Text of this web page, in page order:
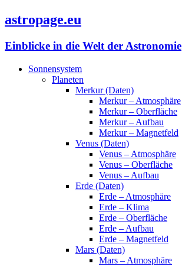
astropage.eu
Einblicke in die Welt der Astronomie
Sonnensystem
Planeten
Merkur (Daten)
Merkur – Atmosphäre
Merkur – Oberfläche
Merkur – Aufbau
Merkur – Magnetfeld
Venus (Daten)
Venus – Atmosphäre
Venus – Oberfläche
Venus – Aufbau
Erde (Daten)
Erde – Atmosphäre
Erde – Klima
Erde – Oberfläche
Erde – Aufbau
Erde – Magnetfeld
Mars (Daten)
Mars – Atmosphäre